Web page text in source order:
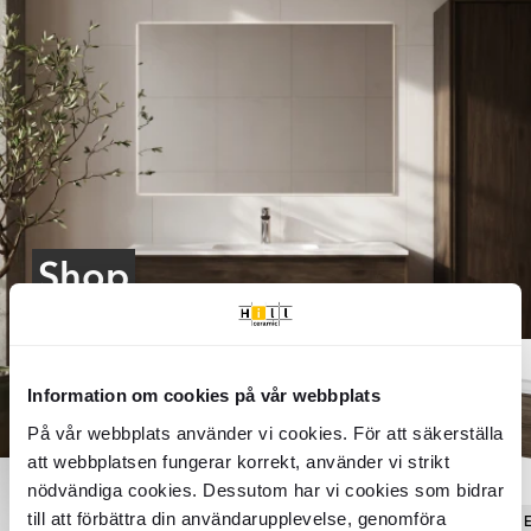
Information om cookies på vår webbplats
På vår webbplats använder vi cookies. För att säkerställa
att webbplatsen fungerar korrekt, använder vi strikt
nödvändiga cookies. Dessutom har vi cookies som bidrar
till att förbättra din användarupplevelse, genomföra
En meget mat overflade med minimal lysrefleksion. Ultramatte
fliser giver et blødt og moderne udtryk og skjuler effektivt
fingeraftryk og genskin.
Shop
TræklinkerEkebyBrun KlinkerIntegraHvid Mat